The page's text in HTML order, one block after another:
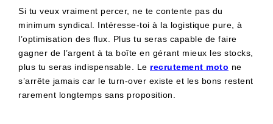
Si tu veux vraiment percer, ne te contente pas du
minimum syndical. Intéresse-toi à la logistique pure, à
l’optimisation des flux. Plus tu seras capable de faire
gagner de l’argent à ta boîte en gérant mieux les stocks,
plus tu seras indispensable. Le recrutement moto ne
s’arrête jamais car le turn-over existe et les bons restent
rarement longtemps sans proposition.